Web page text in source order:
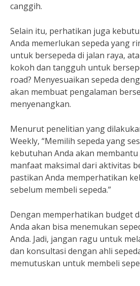
canggih.
Selain itu, perhatikan juga
Anda memerlukan sepeda yang
untuk bersepeda di jalan raya,
kokoh dan tangguh untuk
road? Menyesuaikan sepeda
akan membuat pengalaman
menyenangkan.
Menurut penelitian yang
Weekly, “Memilih sepeda yang
kebutuhan Anda akan
manfaat maksimal dari aktivitas
pastikan Anda memperhatikan
sebelum membeli sepeda.”
Dengan memperhatikan budget
Anda akan bisa menemukan
Anda. Jadi, jangan ragu untuk
dan konsultasi dengan ahli
memutuskan untuk membeli